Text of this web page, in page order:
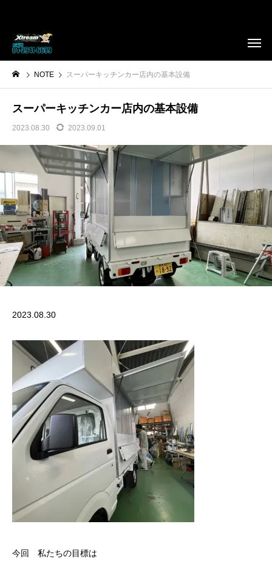
NOTE スーパーキッチンカー店内の基本設備
スーパーキッチンカー店内の基本設備
2023.08.30 2023.09.01
2023.08.30
今回 私たちの目標は